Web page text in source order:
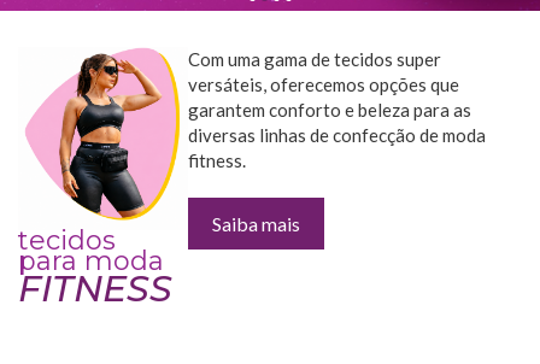
tecidos
para moda
FITNESS
Com uma gama de tecidos super
versáteis, oferecemos opções que
garantem conforto e beleza para as
diversas linhas de confecção de moda
fitness.
Saiba mais